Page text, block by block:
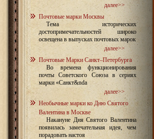
далее>>
Почтовые марки Москвы
Тема исторических
достопримечательностей широко
освещена в выпусках почтовых марок
далее>>
Почтовые Марки Санкт–Петербурга
Во времена функционирования
почты Советского Союза в сериях
марки «Санкт&nda
далее>>
Необычные марки ко Дню Святого
Валентина в Москве
Накануне Дня Святого Валентина
появилась замечательная идея, чем
порадовать настоя